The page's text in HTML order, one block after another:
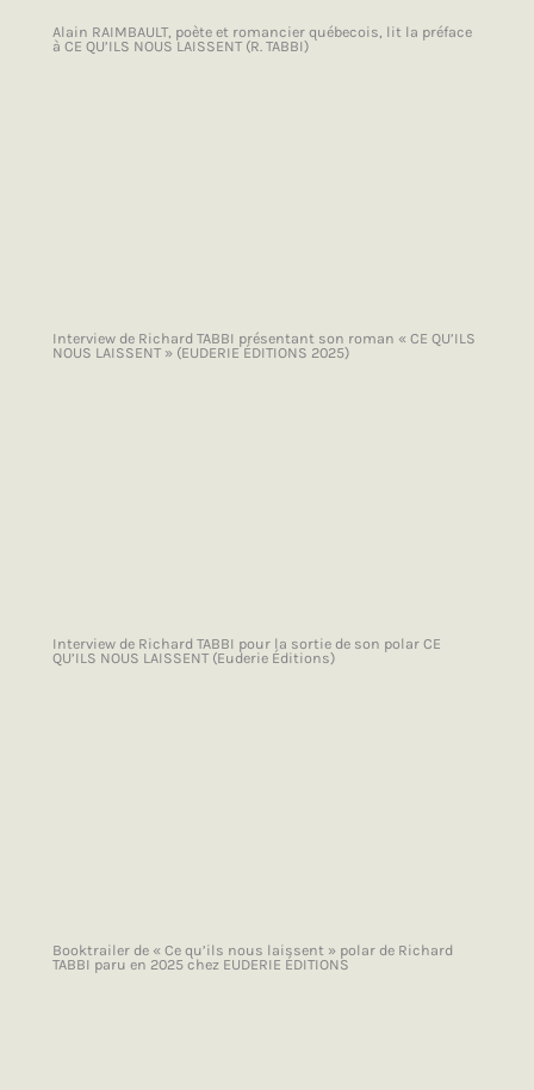
Alain RAIMBAULT, poète et romancier québecois, lit la préface
à CE QU’ILS NOUS LAISSENT (R. TABBI)
Interview de Richard TABBI présentant son roman « CE QU’ILS
NOUS LAISSENT » (EUDERIE ÉDITIONS 2025)
Interview de Richard TABBI pour la sortie de son polar CE
QU’ILS NOUS LAISSENT (Euderie Éditions)
Booktrailer de « Ce qu’ils nous laissent » polar de Richard
TABBI paru en 2025 chez EUDERIE ÉDITIONS